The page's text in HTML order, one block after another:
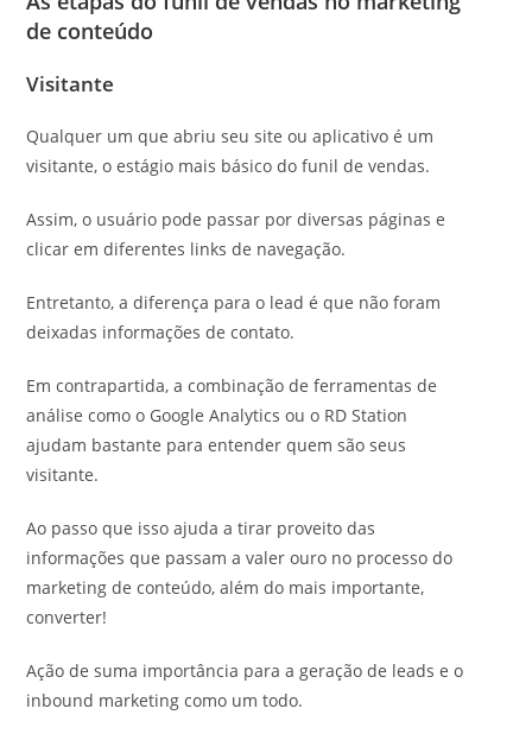
de conteúdo
Visitante
Qualquer um que abriu seu site ou aplicativo é um
visitante, o estágio mais básico do funil de vendas.
Assim, o usuário pode passar por diversas páginas e
clicar em diferentes links de navegação.
Entretanto, a diferença para o lead é que não foram
deixadas informações de contato.
Em contrapartida, a combinação de ferramentas de
análise como o Google Analytics ou o RD Station
ajudam bastante para entender quem são seus
visitante.
Ao passo que isso ajuda a tirar proveito das
informações que passam a valer ouro no processo do
marketing de conteúdo, além do mais importante,
converter!
Ação de suma importância para a geração de leads e o
inbound marketing como um todo.